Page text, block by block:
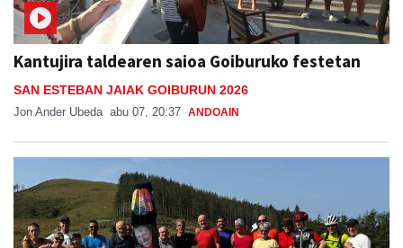
Kantujira taldearen saioa Goiburuko festetan
SAN ESTEBAN JAIAK GOIBURUN 2026
Jon Ander Ubeda abu 07, 20:37 ANDOAIN